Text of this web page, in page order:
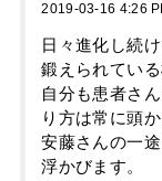
2019-03-16 4:26
日々進化し続
鍛えられてい
自分も患者さ
り方は常に頭
安藤さんの一
浮かびます。